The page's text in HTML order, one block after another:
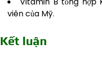
viên của Mỹ.
Kết luận